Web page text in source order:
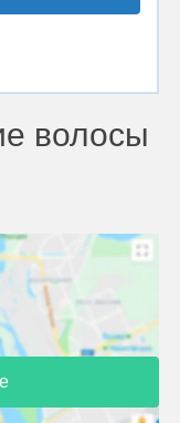
волосы